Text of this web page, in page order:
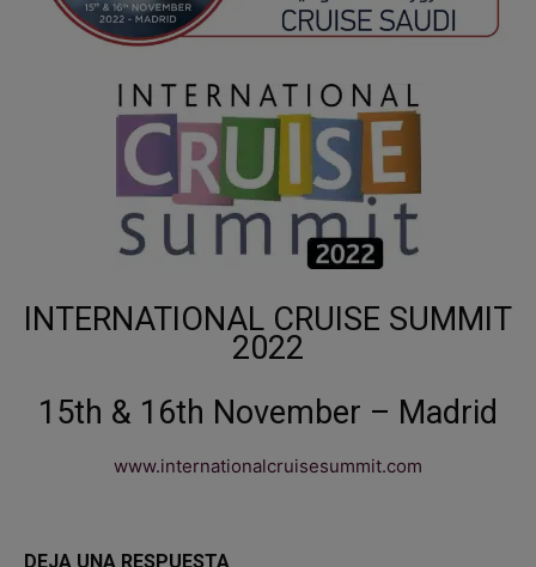
INTERNATIONAL CRUISE SUMMIT
2022
15th & 16th November – Madrid
www.internationalcruisesummit.com
DEJA UNA RESPUESTA